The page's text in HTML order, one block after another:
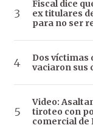
Fiscal dice
ex titulares
para no ser
Dos víctimas
vaciaron sus
Video:
tiroteo con
comercial de